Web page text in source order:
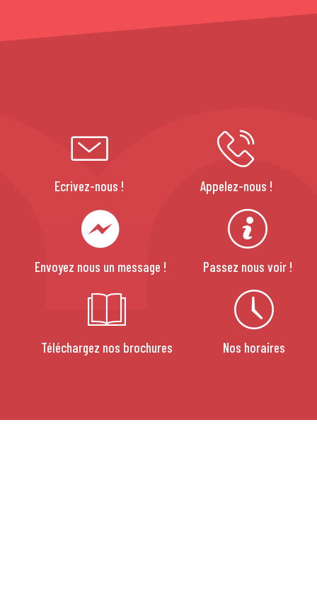
Ecrivez-nous ! Appelez-nous !
Envoyez nous un message ! Passez nous voir !
Téléchargez nos brochures Nos horaires